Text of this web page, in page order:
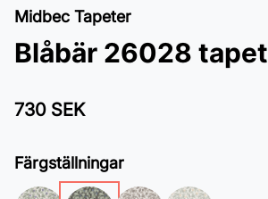
Midbec Tapeter
Blåbär 26028 tapet
730 SEK
Färgställningar